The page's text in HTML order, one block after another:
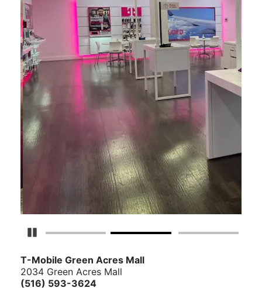
Detener carrusel
T-Mobile Green Acres Mall
2034 Green Acres Mall
(516) 593-3624